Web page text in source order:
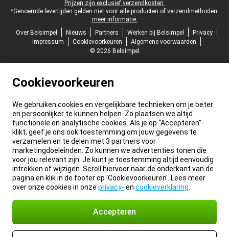
Prijzen zijn exclusief verzendkosten.
*Genoemde levertijden gelden niet voor alle producten of verzendmethoden:
meer informatie.
Over Belsimpel
Nieuws Partners Werken bij Belsimpel
Privacy
Impressum
Cookievoorkeuren
Algemene voorwaarden
© 2026 Belsimpel
Cookievoorkeuren
We gebruiken cookies en vergelijkbare technieken om je beter
en persoonlijker te kunnen helpen. Zo plaatsen we altijd
functionele en analytische cookies. Als je op “Accepteren”
klikt, geef je ons ook toestemming om jouw gegevens te
verzamelen en te delen met 3 partners voor
marketingdoeleinden. Zo kunnen we advertenties tonen die
voor jou relevant zijn. Je kunt je toestemming altijd eenvoudig
intrekken of wijzigen. Scroll hiervoor naar de onderkant van de
pagina en klik in de footer op 'Cookievoorkeuren'. Lees meer
over onze cookies in onze privacy- en cookieverklaring
Accepteren